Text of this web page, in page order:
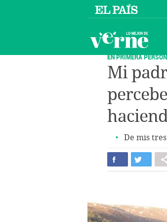
EN PRIMERA
Mi
De mis